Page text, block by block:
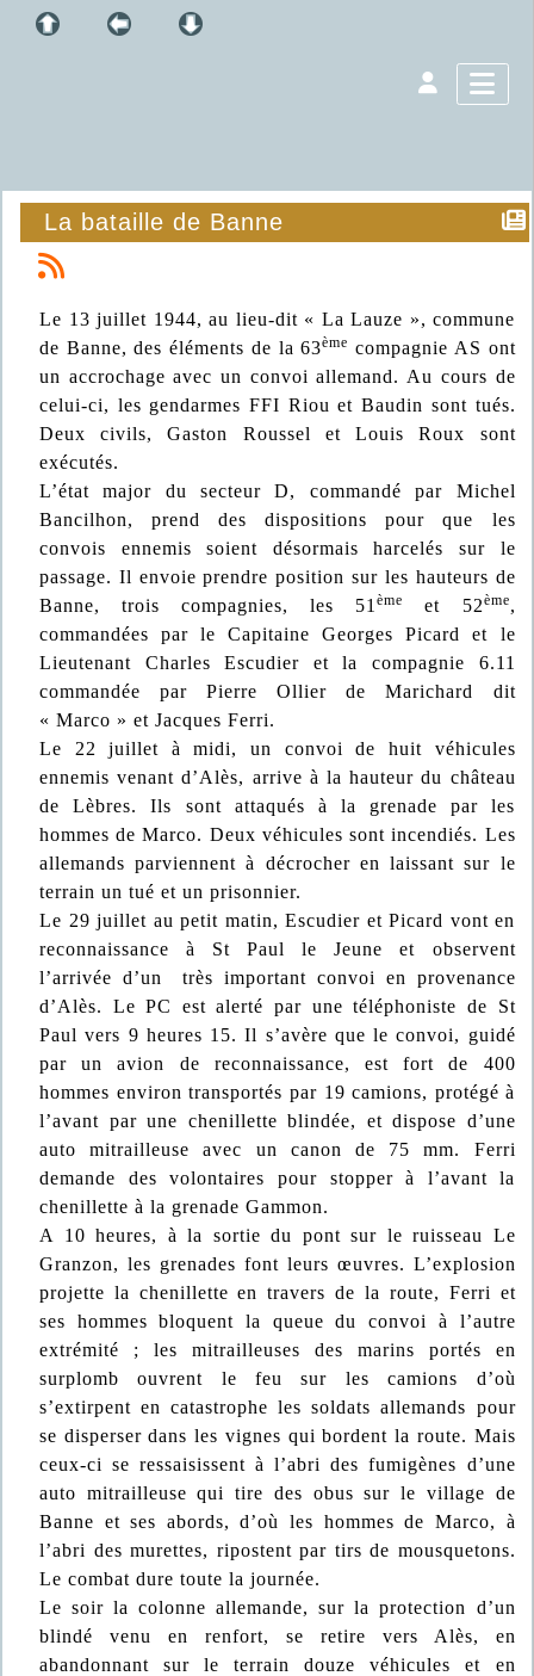
La bataille de Banne
Le 13 juillet 1944, au lieu-dit « La Lauze », commune
de Banne, des éléments de la 63ème compagnie AS ont
un accrochage avec un convoi allemand. Au cours de
celui-ci, les gendarmes FFI Riou et Baudin sont tués.
Deux civils, Gaston Roussel et Louis Roux sont
exécutés.
L’état major du secteur D, commandé par Michel
Bancilhon, prend des dispositions pour que les
convois ennemis soient désormais harcelés sur le
passage. Il envoie prendre position sur les hauteurs de
Banne, trois compagnies, les 51ème et 52ème,
commandées par le Capitaine Georges Picard et le
Lieutenant Charles Escudier et la compagnie 6.11
commandée par Pierre Ollier de Marichard dit
« Marco » et Jacques Ferri.
Le 22 juillet à midi, un convoi de huit véhicules
ennemis venant d’Alès, arrive à la hauteur du château
de Lèbres. Ils sont attaqués à la grenade par les
hommes de Marco. Deux véhicules sont incendiés. Les
allemands parviennent à décrocher en laissant sur le
terrain un tué et un prisonnier.
Le 29 juillet au petit matin, Escudier et Picard vont en
reconnaissance à St Paul le Jeune et observent
l’arrivée d’un très important convoi en provenance
d’Alès. Le PC est alerté par une téléphoniste de St
Paul vers 9 heures 15. Il s’avère que le convoi, guidé
par un avion de reconnaissance, est fort de 400
hommes environ transportés par 19 camions, protégé à
l’avant par une chenillette blindée, et dispose d’une
auto mitrailleuse avec un canon de 75 mm. Ferri
demande des volontaires pour stopper à l’avant la
chenillette à la grenade Gammon.
A 10 heures, à la sortie du pont sur le ruisseau Le
Granzon, les grenades font leurs œuvres. L’explosion
projette la chenillette en travers de la route, Ferri et
ses hommes bloquent la queue du convoi à l’autre
extrémité ; les mitrailleuses des marins portés en
surplomb ouvrent le feu sur les camions d’où
s’extirpent en catastrophe les soldats allemands pour
se disperser dans les vignes qui bordent la route. Mais
ceux-ci se ressaisissent à l’abri des fumigènes d’une
auto mitrailleuse qui tire des obus sur le village de
Banne et ses abords, d’où les hommes de Marco, à
l’abri des murettes, ripostent par tirs de mousquetons.
Le combat dure toute la journée.
Le soir la colonne allemande, sur la protection d’un
blindé venu en renfort, se retire vers Alès, en
abandonnant sur le terrain douze véhicules et en